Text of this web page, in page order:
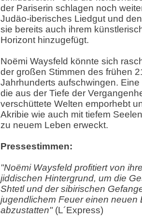
der Pariserin schlagen noch
Judäo-iberisches Liedgut und
sie bereits auch ihrem
Horizont hinzugefügt.
Noëmi Waysfeld könnte sich
der großen Stimmen des frühen
Jahrhunderts aufschwingen. Eine
die aus der Tiefe der
verschüttete Welten emporhebt
Akribie wie auch mit tiefem
zu neuem Leben erweckt.
Pressestimmen:
"Noëmi Waysfeld profitiert von
jiddischen Hintergrund, um die
Shtetl und der sibirischen
jugendlichem Feuer einen neuen
abzustatten"(L´Express)